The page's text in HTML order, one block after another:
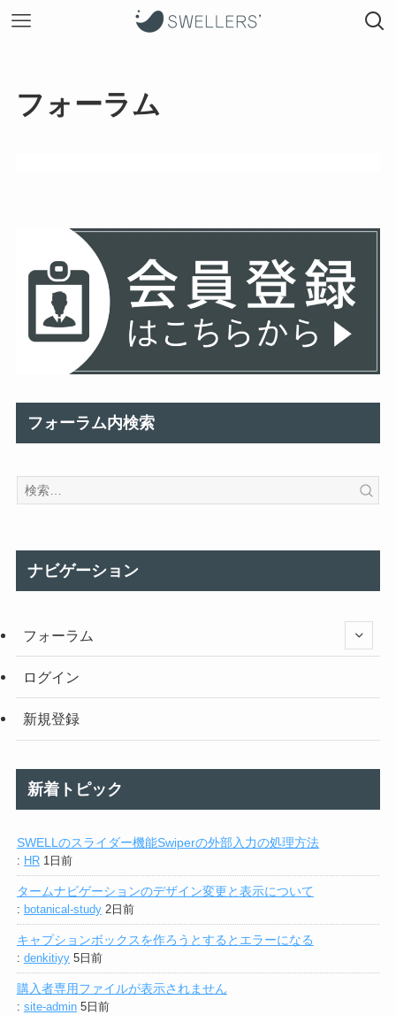
フォーラム
フォーラム内検索
ナビゲーション
フォーラム
ログイン
新規登録
新着トピック
SWELLのスライダー機能Swiperの外部入力の処理方法
: HR 1日前
タームナビゲーションのデザイン変更と表示について
: botanical-study 2日前
キャプションボックスを作ろうとするとエラーになる
: denkitiyy 5日前
購入者専用ファイルが表示されません
: site-admin 5日前